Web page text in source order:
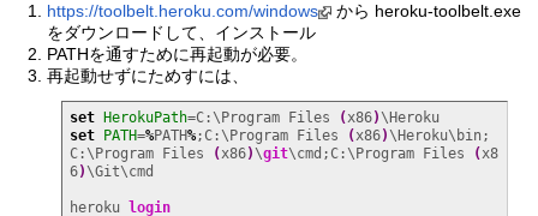
https://toolbelt.heroku.com/windows
から heroku-toolbelt.exe
をダウンロードして、インストール
PATHを通すために再起動が必要。
再起動せずにためすには、
set HerokuPath=C:\Program Files (x86)
\Heroku
set PATH=%PATH%;C:\Program Files (x86)\Heroku\bin;
C:\Program Files
(x86)\git\cmd;C:\Program Files (x8
6)\Git\cmd
heroku login